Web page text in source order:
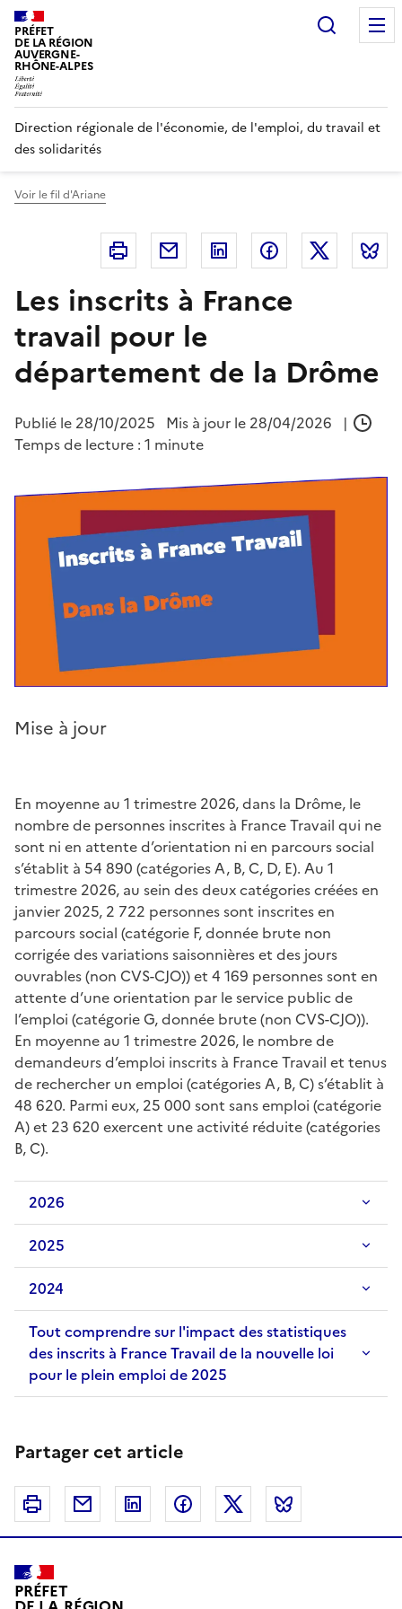
Panneau de gestion des cookies
PRÉFET
DE LA RÉGION
AUVERGNE-
RHÔNE-ALPES
Direction régionale de l'économie, de l'emploi, du travail et
des solidarités
Voir le fil d'Ariane
Imprimer Courriel Linkedin FacebookTwitter
Les inscrits à France
travail pour le
département de la Drôme
Publié le 28/10/2025 Mis à jour le 28/04/2026
|
Temps de lecture : 1 minute
Mise à jour
En moyenne au 1 trimestre 2026, dans la Drôme, le
nombre de personnes inscrites à France Travail qui ne
sont ni en attente d’orientation ni en parcours social
s’établit à 54 890 (catégories A, B, C, D, E). Au 1
trimestre 2026, au sein des deux catégories créées en
janvier 2025, 2 722 personnes sont inscrites en
parcours social (catégorie F, donnée brute non
corrigée des variations saisonnières et des jours
ouvrables (non CVS-CJO)) et 4 169 personnes sont en
attente d’une orientation par le service public de
l’emploi (catégorie G, donnée brute (non CVS-CJO)).
En moyenne au 1 trimestre 2026, le nombre de
demandeurs d’emploi inscrits à France Travail et tenus
de rechercher un emploi (catégories A, B, C) s’établit à
48 620. Parmi eux, 25 000 sont sans emploi (catégorie
A) et 23 620 exercent une activité réduite (catégories
B, C).
2026
2025
2024
Tout comprendre sur l'impact des statistiques
des inscrits à France Travail de la nouvelle loi
pour le plein emploi de 2025
Partager cet article
Imprimer Courriel Linkedin FacebookTwitter
PRÉFET